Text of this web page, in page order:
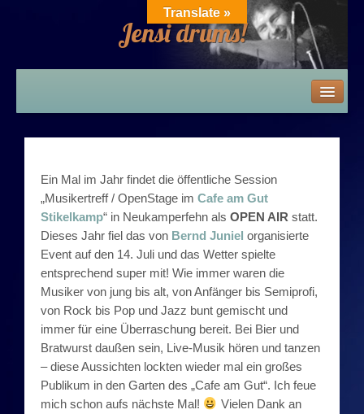
Jensi drums!
News
Die 80er – 2010er
Die 80er
Die 80er: Zeitwind / Band des Alles-SAT-Theaters
Die 80er: Homa Hajeto / Friex / Movable Space
Die 80er: Hot Rats
Die 80er: Spell
Ein Mal im Jahr findet die öffentliche Session
„Musikertreff / OpenStage im Cafe am Gut
Stikelkamp“ in Neukamperfehn als OPEN AIR statt.
Dieses Jahr fiel das von Bernd Juniel organisierte
Event auf den 14. Juli und das Wetter spielte
entsprechend super mit! Wie immer waren die
Musiker von jung bis alt, von Anfänger bis Semiprofi,
von Rock bis Pop und Jazz bunt gemischt und
immer für eine Überraschung bereit. Bei Bier und
Bratwurst daußen sein, Live-Musik hören und tanzen
– diese Aussichten lockten wieder mal ein großes
Publikum in den Garten des „Cafe am Gut“. Ich feue
mich schon aufs nächste Mal!
Vielen Dank an
Translate »